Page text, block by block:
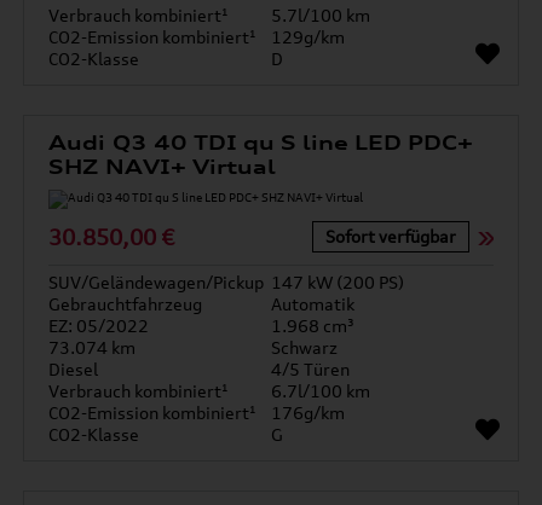
Verbrauch kombiniert¹
5.7l/100 km
CO2-Emission kombiniert¹
129g/km
CO2-Klasse
D
Audi Q3 40 TDI qu S line LED PDC+
SHZ NAVI+ Virtual
30.850,00 € Sofort verfügbar
SUV/Geländewagen/Pickup 147 kW (200 PS)
Gebrauchtfahrzeug
Automatik
EZ: 05/2022
1.968 cm³
73.074 km
Schwarz
Diesel
4/5 Türen
Verbrauch kombiniert¹
6.7l/100 km
CO2-Emission kombiniert¹
176g/km
CO2-Klasse
G